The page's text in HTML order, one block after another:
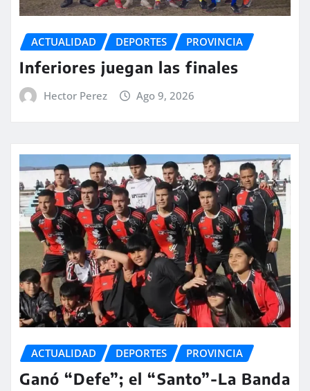
ACTUALIDAD DEPORTES PROVINCIA
Inferiores juegan las finales
Hector Perez Ago 9, 2026
ACTUALIDAD DEPORTES PROVINCIA
Ganó “Defe”; el “Santo”-La Banda